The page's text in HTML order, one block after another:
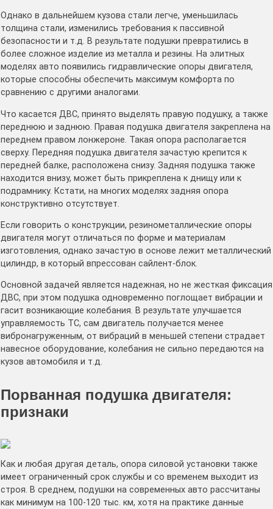
Однако в дальнейшем кузова стали легче, уменьшилась
толщина стали, изменились требования к пассивной
безопасности и т.д. В результате подушки превратились в
более сложное изделие из металла и резины. На элитных
моделях авто появились гидравлические опоры двигателя,
которые способны обеспечить максимум комфорта по
сравнению с другими аналогами.
Что касается ДВС, принято выделять правую подушку, а также
переднюю и заднюю. Правая подушка двигателя закреплена на
переднем правом лонжероне. Такая опора располагается
сверху. Передняя подушка двигателя зачастую крепится к
передней балке, расположена снизу. Задняя подушка также
находится внизу, может быть прикреплена к днищу или к
подрамнику. Кстати, на многих моделях задняя опора
конструктивно отсутствует.
Если говорить о конструкции, резинометаллические опоры
двигателя могут отличаться по форме и материалам
изготовления, однако зачастую в основе лежит металлический
цилиндр, в который впрессован сайлент-блок.
Основной задачей является надежная, но не жесткая фиксация
ДВС, при этом подушка одновременно поглощает вибрации и
гасит возникающие колебания. В результате улучшается
управляемость ТС, сам двигатель получается менее
вибронагруженным, от вибраций в меньшей степени страдает
навесное оборудование, колебания не сильно передаются на
кузов автомобиля и т.д.
Порванная подушка двигателя:
признаки
Как и любая другая деталь, опора силовой установки также
имеет ограниченный срок службы и со временем выходит из
строя. В среднем, подушки на современных авто рассчитаны
как минимум на 100-120 тыс. км, хотя на практике данные